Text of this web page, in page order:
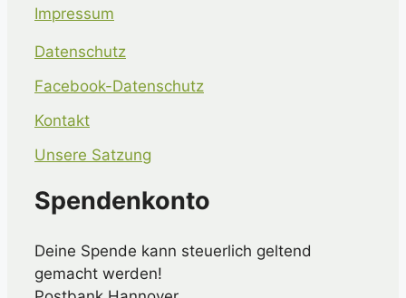
Impressum
Datenschutz
Facebook-Datenschutz
Kontakt
Unsere Satzung
Spendenkonto
Deine Spende kann steuerlich geltend
gemacht werden!